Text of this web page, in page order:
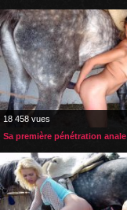
18 458 vues